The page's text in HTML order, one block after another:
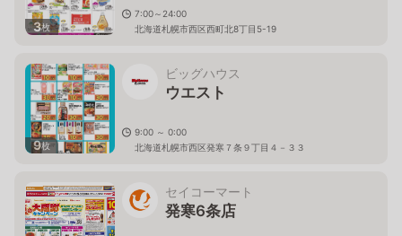
3枚
7:00～24:00
北海道札幌市西区西町北8丁目5-19
9枚
ビッグハウス
ウエスト
9:00 ～ 0:00
北海道札幌市西区発寒７条９丁目４－３３
セイコーマート
発寒6条店